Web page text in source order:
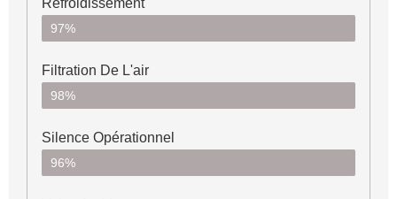
97%
Filtration De L'air
98%
Silence Opérationnel
96%